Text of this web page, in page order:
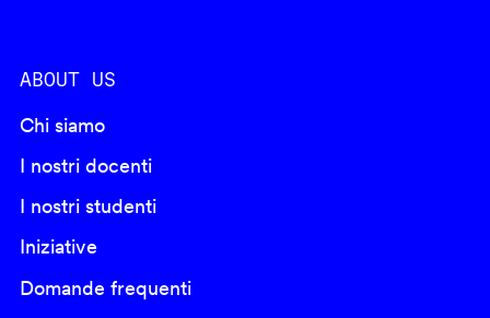
ABOUT US
Chi siamo
I nostri docenti
I nostri studenti
Iniziative
Domande frequenti